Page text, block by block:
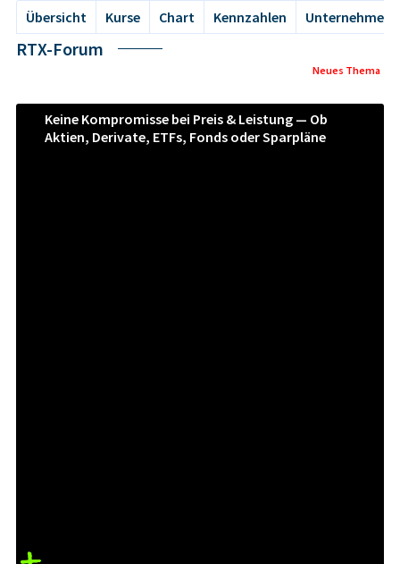
Übersicht Kurse Chart Kennzahlen Unternehmen
RTX-Forum
Neues Thema
Keine Kompromisse bei Preis & Leistung — Ob
Aktien, Derivate, ETFs, Fonds oder Sparpläne